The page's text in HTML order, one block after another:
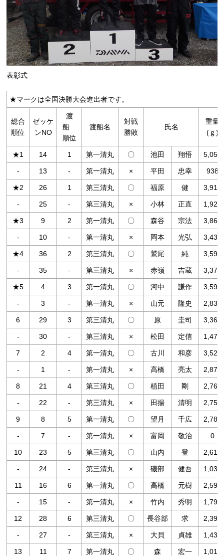
表彰式
★マークは全国決勝大会進出者です。
総合
順位
ゼッケ
ンNO
渡
船
順位
渡船名
対戦
勝敗
氏名
重量
(ｇ)
★1 14 1 第一清丸 〇 池田 翔悟 5,052
- 13 - 第一清丸 × 平田 忠幸 938
★2 26 1 第三清丸 〇 福原 健 3,914
- 25 - 第三清丸 × 小林 正直 1,924
★3 9 2 第一清丸 〇 森谷 宗法 3,868
- 10 - 第一清丸 × 岡本 光弘 3,430
★4 36 2 第三清丸 〇 鷲尾 純 3,592
- 35 - 第三清丸 × 赤嶺 吉蔵 3,378
★5 4 3 第一清丸 〇 河中 謙作 3,598
- 3 - 第一清丸 × 山元 隆史 2,830
6 29 3 第三清丸 〇 原 圭司 3,366
- 30 - 第三清丸 × 松田 定信 1,478
7 2 4 第一清丸 〇 古川 和彦 3,526
- 1 - 第一清丸 × 高橋 亮太 2,876
8 21 4 第三清丸 〇 植田 剛 2,768
- 22 - 第三清丸 × 田揚 清明 2,750
9 8 5 第一清丸 〇 望月 千広 2,788
- 7 - 第一清丸 × 富岡 敬治 0
10 23 5 第三清丸 〇 山内 登 2,618
- 24 - 第三清丸 × 磯部 健吾 1,032
11 16 6 第一清丸 〇 高橋 元樹 2,594
- 15 - 第一清丸 × 竹内 秀明 1,798
12 28 6 第三清丸 〇 長谷部 求 2,392
- 27 - 第三清丸 × 大貝 貞雄 1,436
13 11 7 第一清丸 〇 森 宏一 1,010